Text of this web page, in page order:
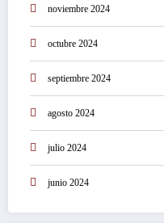
noviembre 2024
octubre 2024
septiembre 2024
agosto 2024
julio 2024
junio 2024